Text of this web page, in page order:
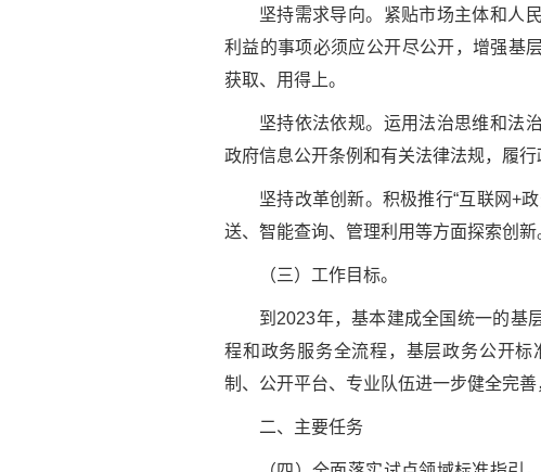
坚持需求导向。紧贴市场主体和人
利益的事项必须应公开尽公开，增强基
获取、用得上。
坚持依法依规。运用法治思维和法
政府信息公开条例和有关法律法规，履行
坚持改革创新。积极推行“互联网+
送、智能查询、管理利用等方面探索创新
（三）工作目标。
到2023年，基本建成全国统一的基
程和政务服务全流程，基层政务公开
制、公开平台、专业队伍进一步健全完
二、主要任务